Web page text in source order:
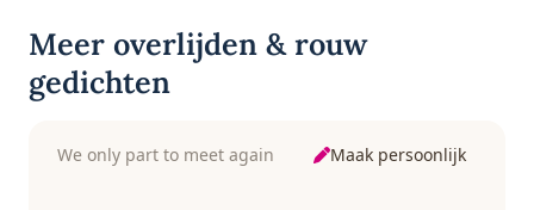
Meer overlijden & rouw
gedichten
We only part to meet again Maak persoonlijk